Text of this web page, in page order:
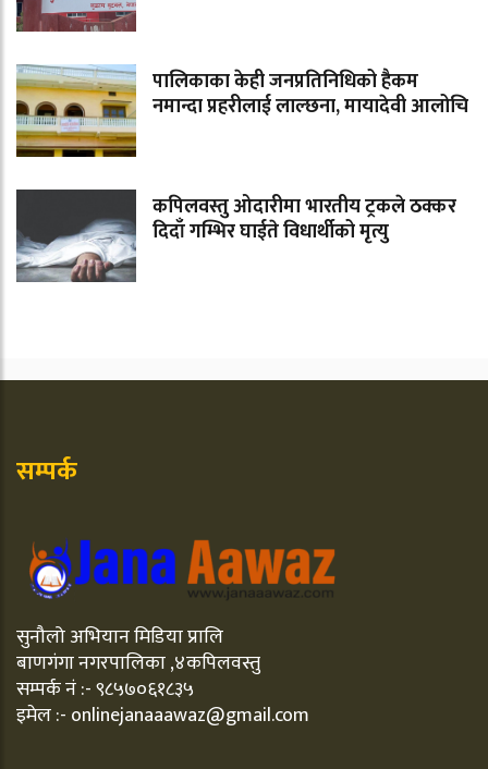
पालिकाका केही जनप्रतिनिधिको हैकम
नमान्दा प्रहरीलाई लाल्छना, मायादेवी आलोचि
कपिलवस्तु ओदारीमा भारतीय ट्रकले ठक्कर
दिदाँ गम्भिर घाईते विधार्थीको मृत्यु
सम्पर्क
सुनौलो अभियान मिडिया प्रालि
बाणगंगा नगरपालिका ,४कपिलवस्तु
सम्पर्क नं :- ९८५७०६१८३५
इमेल :- onlinejanaaawaz@gmail.com